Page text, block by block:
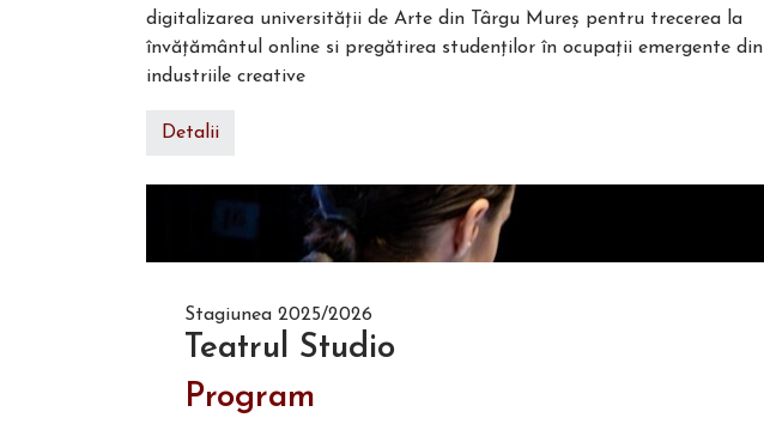
digitalizarea universității de Arte din Târgu Mureș pentru trecerea la
învățământul online si pregătirea studenților în ocupații emergente din
industriile creative
Detalii
Stagiunea 2025/2026
Teatrul Studio
Program